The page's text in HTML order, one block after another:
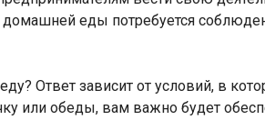
еды потребуется
Ответ зависит от условий, в
или обеды, вам важно будет